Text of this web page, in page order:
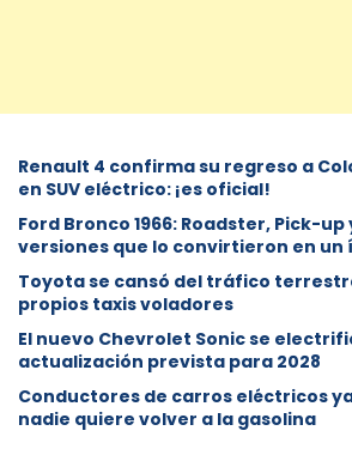
Renault 4 confirma su regreso a
en SUV eléctrico: ¡es oficial!
Ford Bronco 1966: Roadster, Pick-
versiones que lo convirtieron en un
Toyota se cansó del tráfico
propios taxis voladores
El nuevo Chevrolet Sonic se
actualización prevista para 2028
Conductores de carros eléctricos
nadie quiere volver a la gasolina